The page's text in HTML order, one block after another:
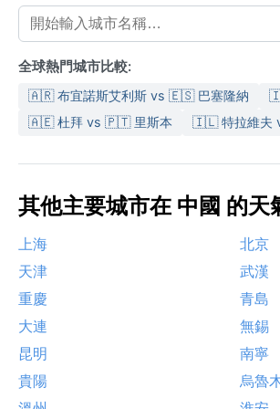
全球熱門城市比較:
🇦🇷 布宜諾斯艾利斯 vs 🇪🇸 巴塞隆納
🇦🇪 杜拜 vs 🇵🇹 里斯本
🇮🇱 特拉維夫
其他主要城市在 中國 的
上海 北京
天津
武漢
重慶
青島
大連
無錫
昆明
南寧
貴陽
烏魯